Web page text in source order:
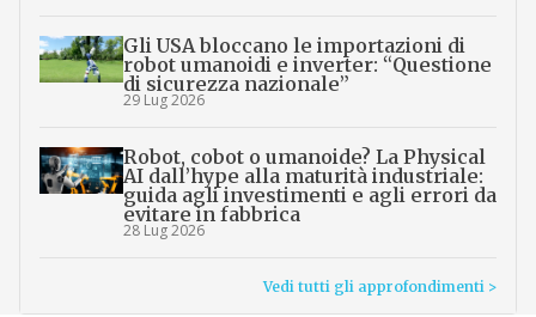
Gli USA bloccano le importazioni di
robot umanoidi e inverter: “Questione
di sicurezza nazionale”
29 Lug 2026
Robot, cobot o umanoide? La Physical
AI dall’hype alla maturità industriale:
guida agli investimenti e agli errori da
evitare in fabbrica
28 Lug 2026
Vedi tutti gli approfondimenti >